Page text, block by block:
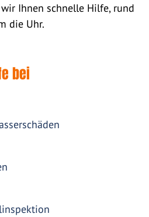
Ihnen schnelle Hilfe, rund
die Uhr.
bei